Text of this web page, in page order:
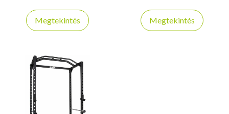
kg-ig bírnak, míg a J-horgok
maximális teherbírása 250 kg!
Megtekintés
edzéseihez, 150kg-os
teherbírásával, változatos
Megtekintés